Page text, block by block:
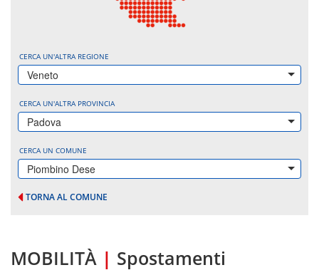
CERCA UN'ALTRA REGIONE
Veneto
CERCA UN'ALTRA PROVINCIA
Padova
CERCA UN COMUNE
Piombino Dese
TORNA AL COMUNE
MOBILITÀ | Spostamenti